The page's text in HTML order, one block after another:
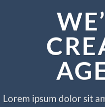
Lorem ipsum dolor sit